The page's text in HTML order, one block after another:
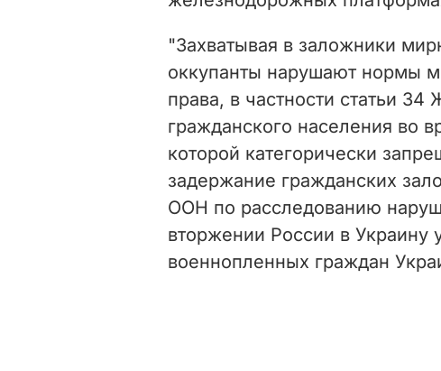
"Захватывая в заложники
оккупанты нарушают нормы
права, в частности статьи
гражданского населения во
которой категорически
задержание гражданских
ООН по расследованию
вторжении России в Украину
военнопленных граждан